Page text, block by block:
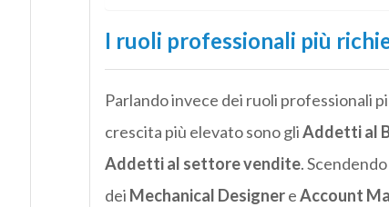
I ruoli professionali più
Parlando invece dei ruoli professionali
crescita più elevato sono gliAddetti al
Addetti al settore vendite.
dei Mechanical DesignereAccount